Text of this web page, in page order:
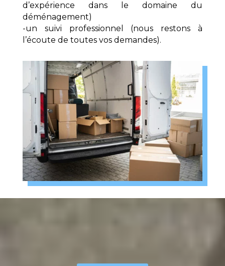
d’expérience dans le domaine du
déménagement)
-un suivi professionnel (nous restons à
l’écoute de toutes vos demandes).